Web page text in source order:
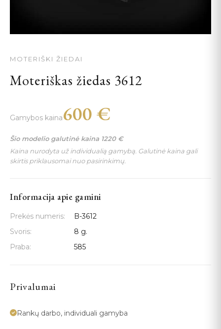
MOTERIŠKI ŽIEDAI
Moteriškas žiedas 3612
Gamybos kaina600 €
Šio modelio galutinė kaina 1220 €
Kaina nurodyta už individualią gamybą. Galutinė kaina gali
skirtis priklausomai nuo pasirinkimų.
Informacija apie gamini
Prekės numeris:
B-3612
Svoris:
8 g.
Praba:
585
Privalumai
Rankų darbo, individuali gamyba